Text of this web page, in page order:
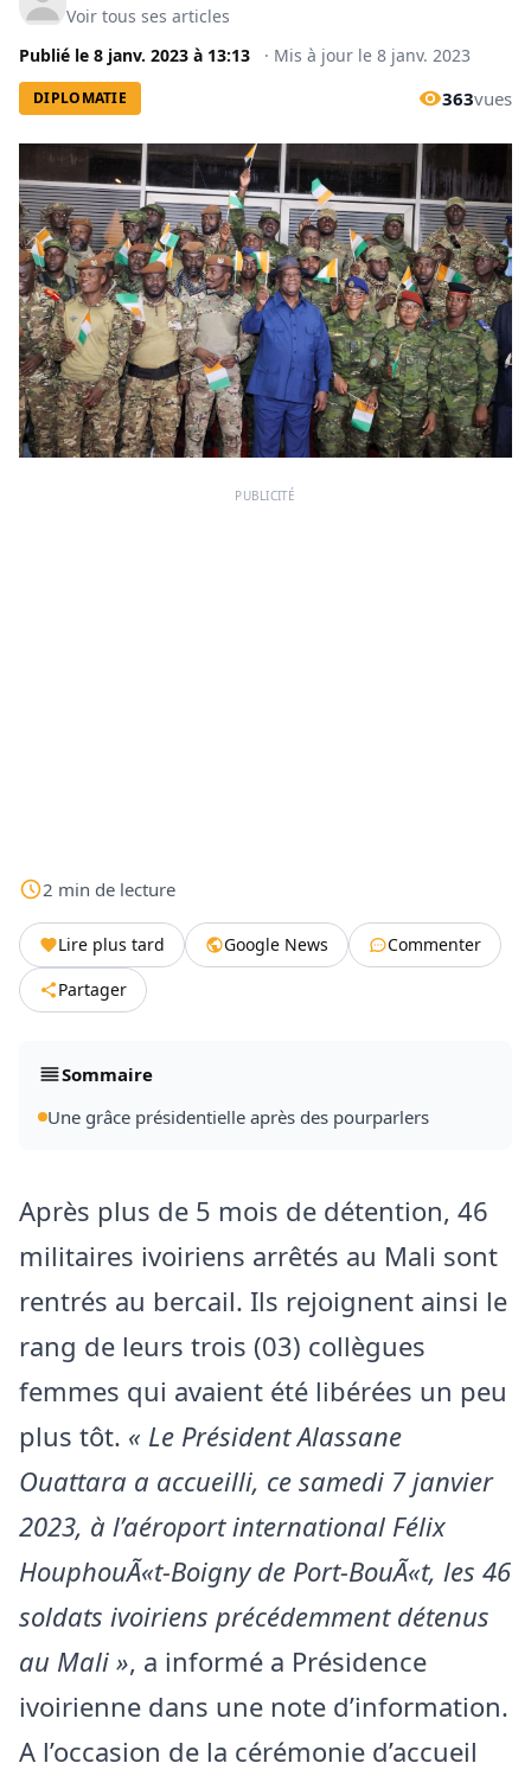
Voir tous ses articles
Publié le 8 janv. 2023 à 13:13 · Mis à jour le 8 janv. 2023
DIPLOMATIE 363vues
PUBLICITÉ
2 min de lecture
Lire plus tard Google News
Commenter
Partager
Sommaire
Une grâce présidentielle après des pourparlers
Après plus de 5 mois de détention, 46
militaires ivoiriens arrêtés au Mali sont
rentrés au bercail. Ils rejoignent ainsi le
rang de leurs trois (03) collègues
femmes qui avaient été libérées un peu
plus tôt. « Le Président Alassane
Ouattara a accueilli, ce samedi 7 janvier
2023, à l’aéroport international Félix
HouphouÃ«t-Boigny de Port-BouÃ«t, les 46
soldats ivoiriens précédemment détenus
au Mali », a informé a Présidence
ivoirienne dans une note d’information.
A l’occasion de la cérémonie d’accueil